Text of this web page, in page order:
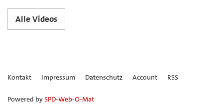
Alle Videos
Kontakt Impressum Datenschutz Account RSS
Powered bySPD-Web-O-Mat